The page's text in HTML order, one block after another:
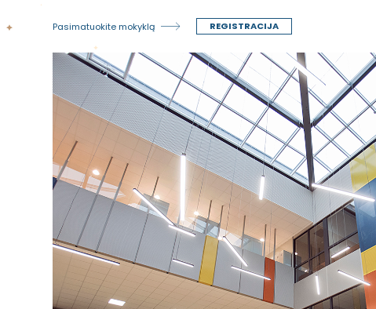
Pasimatuokite mokyklą REGISTRACIJA